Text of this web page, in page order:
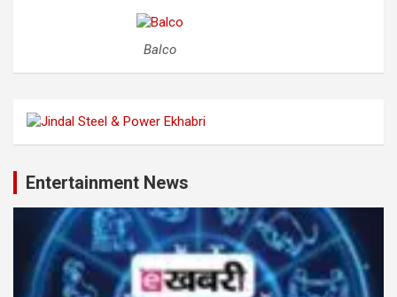
Balco
Entertainment News